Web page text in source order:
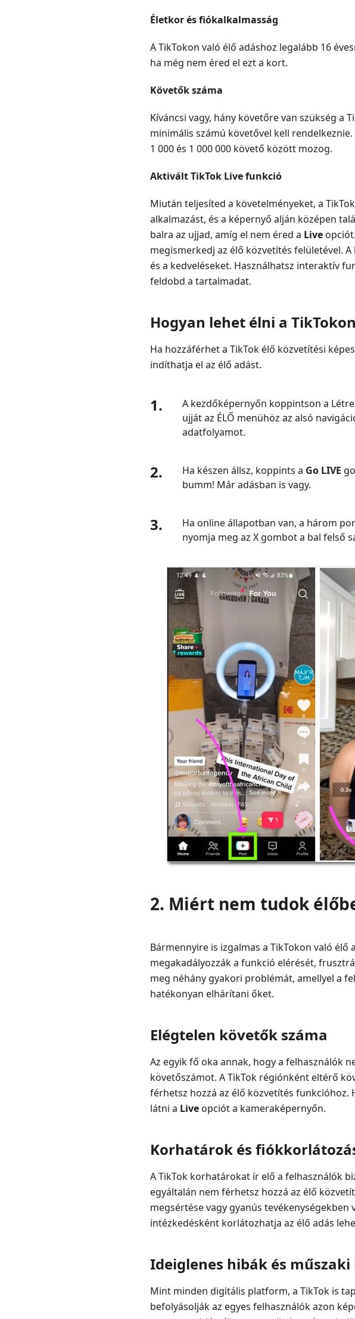
GYIK
Életkor és fiókalkalmasság
A TikTokon való élő adáshoz legalább 16
ha még nem éred el ezt a kort.
Követők száma
Kíváncsi vagy, hány követőre van szükség a
minimális számú követővel kell
1 000 és 1 000 000 követő között mozog.
Aktivált TikTok Live funkció
Miután teljesíted a követelményeket, a
alkalmazást, és a képernyő alján középen
balra az ujjad, amíg el nem éred a Live
megismerkedj az élő közvetítés felületével.
és a kedveléseket. Használhatsz interaktív
feldobd a tartalmadat.
Hogyan lehet élni a TikTokon
Ha hozzáférhet a TikTok élő közvetítési
indíthatja el az élő adást.
1.
A kezdőképernyőn koppintson a
ujját az ÉLŐ menühöz az alsó
adatfolyamot.
2. Ha készen állsz, koppints a Go LIVE
bumm! Már adásban is vagy.
3.
Ha online állapotban van, a három
nyomja meg az X gombot a bal felső
2. Miért nem tudok
Bármennyire is izgalmas a TikTokon való
megakadályozzák a funkció elérését,
meg néhány gyakori problémát, amellyel a
hatékonyan elhárítani őket.
Elégtelen követők száma
Az egyik fő oka annak, hogy a felhasználók
követőszámot. A TikTok régiónként eltérő
férhetsz hozzá az élő közvetítés funkcióhoz.
látni a Live opciót a kameraképernyőn.
Korhatárok és
A TikTok korhatárokat ír elő a felhasználók
egyáltalán nem férhetsz hozzá az élő
megsértése vagy gyanús
intézkedésként korlátozhatja az élő adás
Ideiglenes hibák és
Mint minden digitális platform, a TikTok is
befolyásolják az egyes felhasználók azon